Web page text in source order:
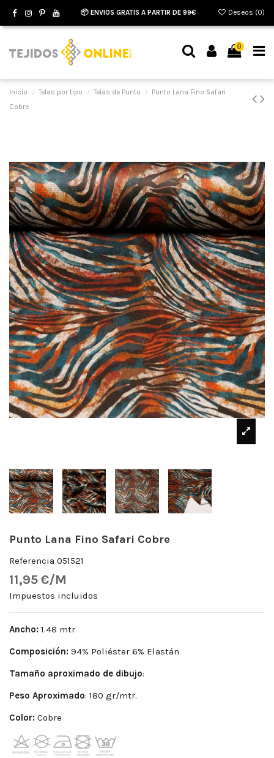
📦 ENVIOS GRATIS A PARTIR DE 99€ Deseos (0)
0
Inicio Telas por tipo Telas de Punto
Punto Lana Fino Safari
Cobre
Punto Lana Fino Safari Cobre
Referencia 051521
11,95 €/M
Impuestos incluidos
Ancho: 1.48 mtr
Composición: 94% Poliéster 6% Elastán
Tamaño aproximado de dibujo:
Peso Aproximado: 180 gr/mtr.
Color: Cobre